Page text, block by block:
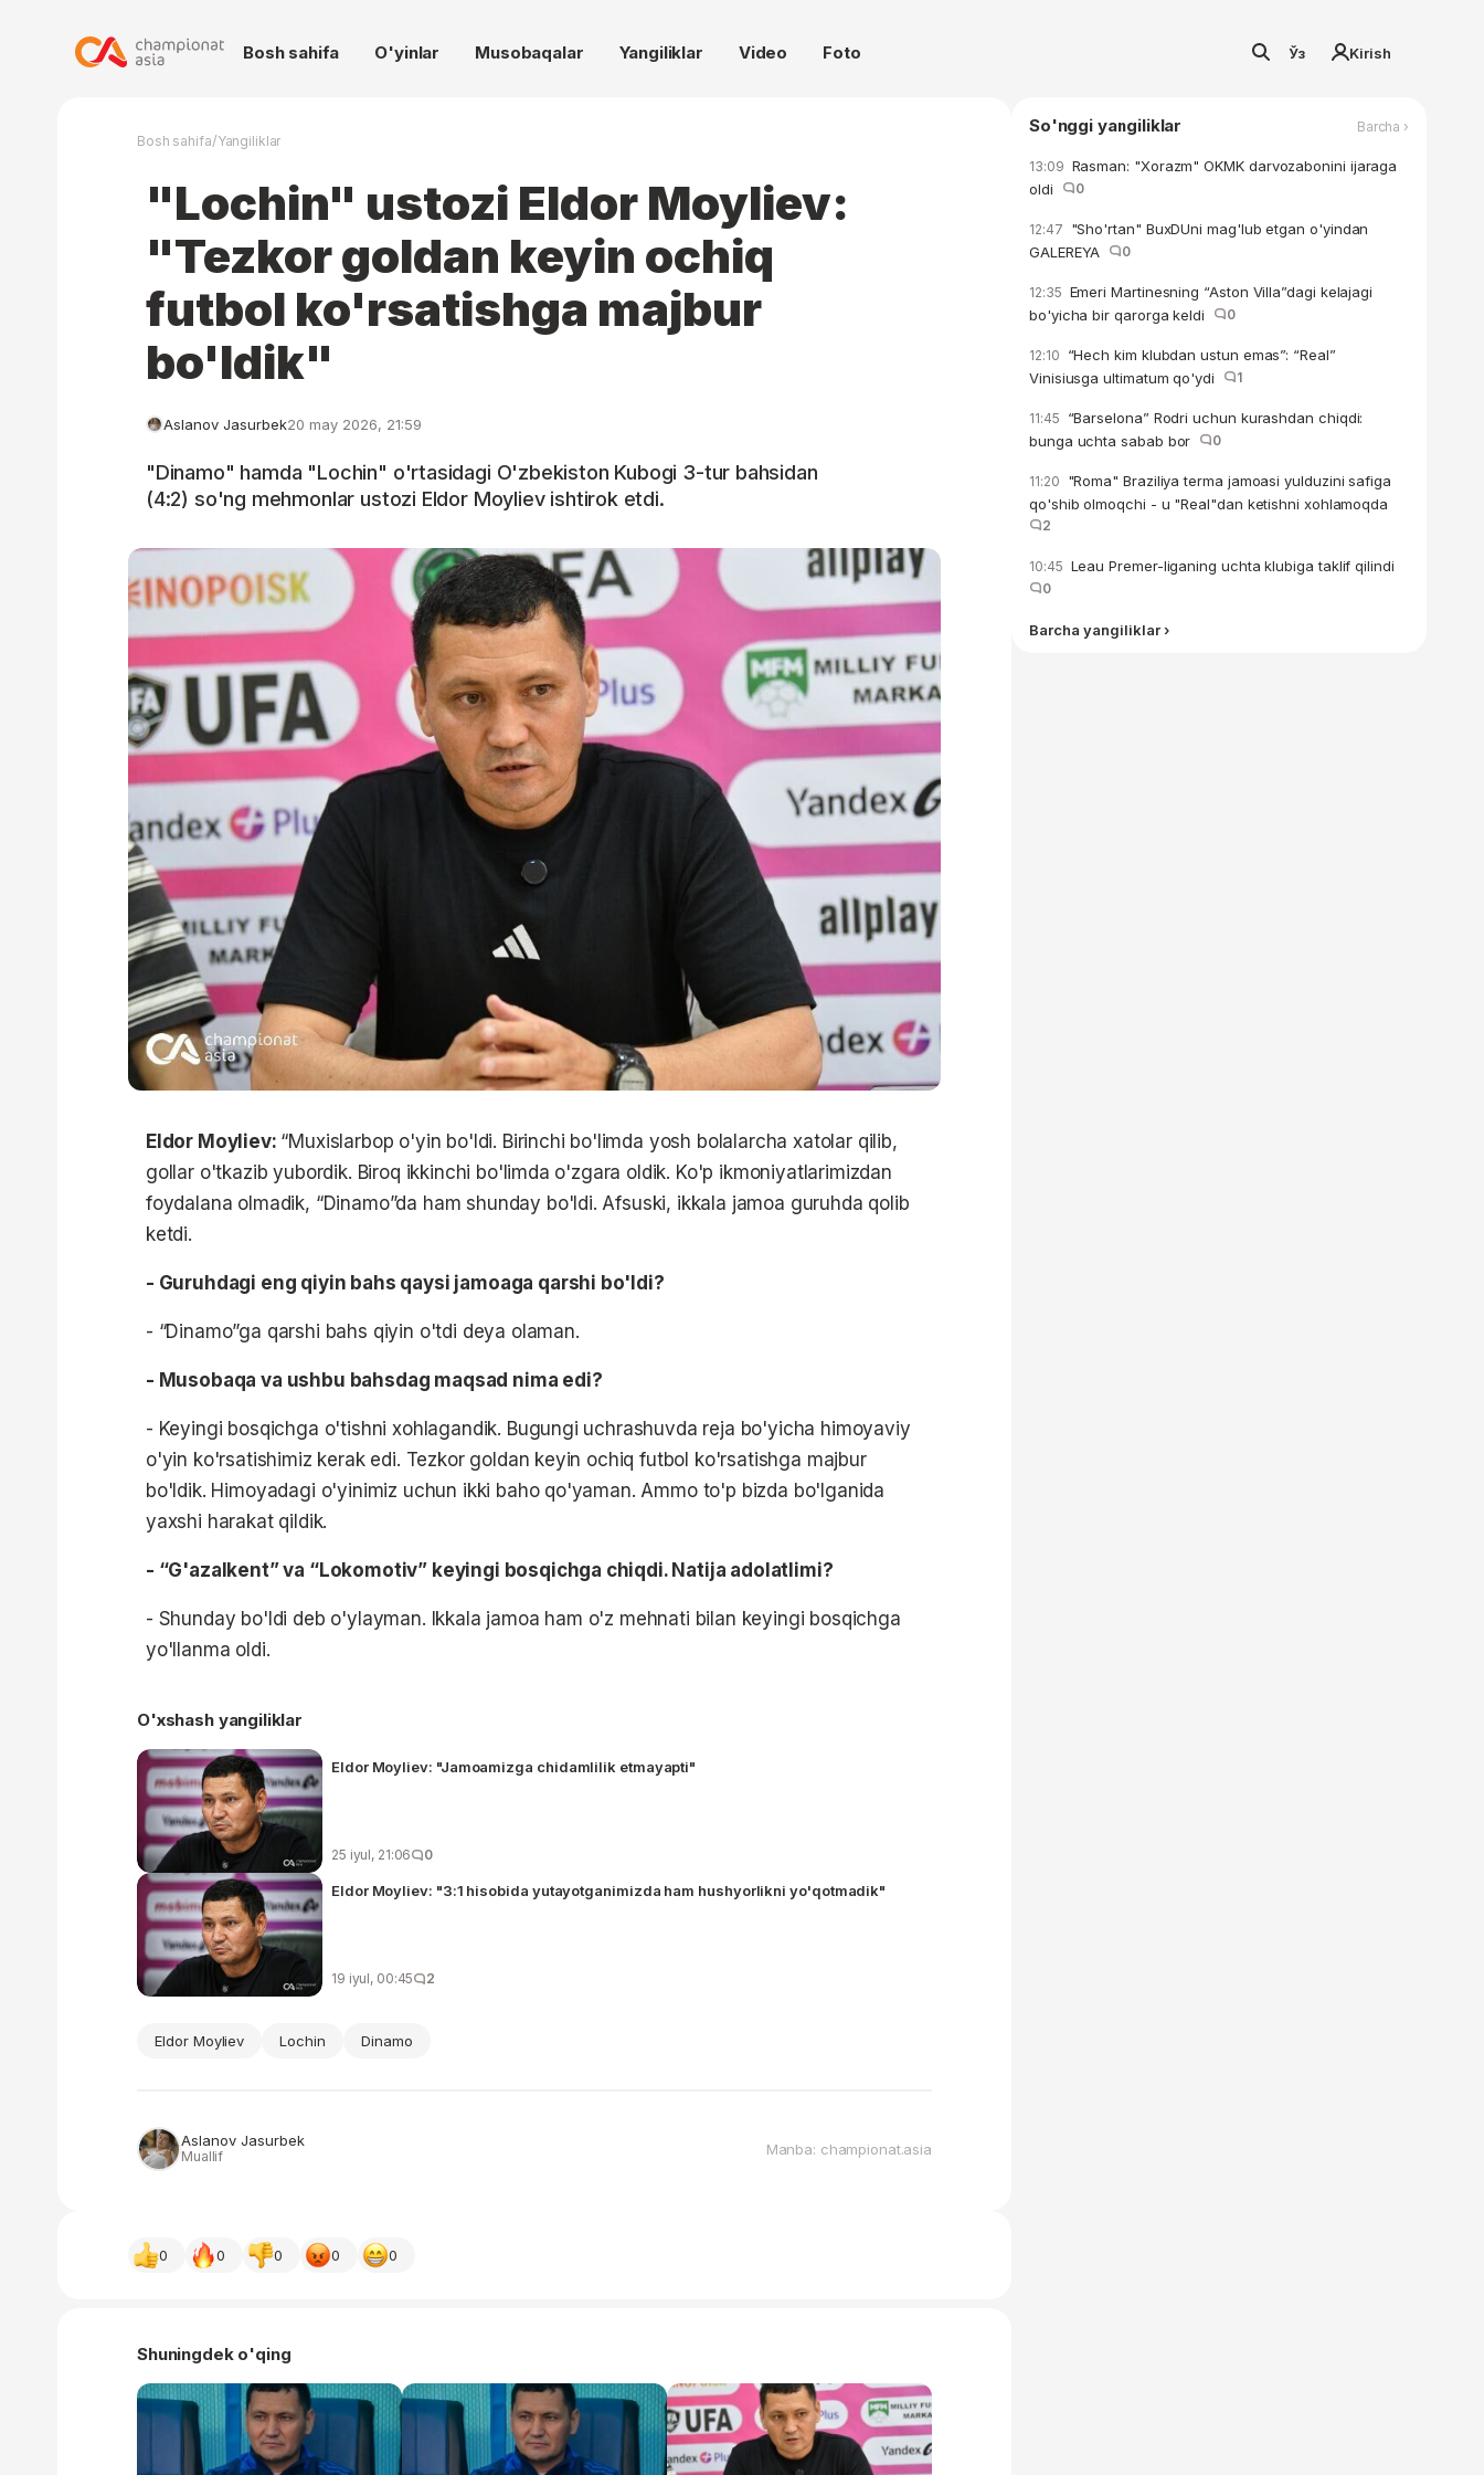
Bosh sahifa O'yinlar Musobaqalar Yangiliklar Video Foto Ўз Kirish
Bosh sahifa/Yangiliklar
"Lochin" ustozi Eldor Moyliev:
"Tezkor goldan keyin ochiq
futbol ko'rsatishga majbur
bo'ldik"
Aslanov Jasurbek20 may 2026, 21:59
"Dinamo" hamda "Lochin" o'rtasidagi O'zbekiston Kubogi 3-tur bahsidan
(4:2) so'ng mehmonlar ustozi Eldor Moyliev ishtirok etdi.
Eldor Moyliev: “Muxislarbop o'yin bo'ldi. Birinchi bo'limda yosh bolalarcha xatolar qilib,
gollar o'tkazib yubordik. Biroq ikkinchi bo'limda o'zgara oldik. Ko'p ikmoniyatlarimizdan
foydalana olmadik, “Dinamo”da ham shunday bo'ldi. Afsuski, ikkala jamoa guruhda qolib
ketdi.
- Guruhdagi eng qiyin bahs qaysi jamoaga qarshi bo'ldi?
- “Dinamo”ga qarshi bahs qiyin o'tdi deya olaman.
- Musobaqa va ushbu bahsdag maqsad nima edi?
- Keyingi bosqichga o'tishni xohlagandik. Bugungi uchrashuvda reja bo'yicha himoyaviy
o'yin ko'rsatishimiz kerak edi. Tezkor goldan keyin ochiq futbol ko'rsatishga majbur
bo'ldik. Himoyadagi o'yinimiz uchun ikki baho qo'yaman. Ammo to'p bizda bo'lganida
yaxshi harakat qildik.
- “G'azalkent” va “Lokomotiv” keyingi bosqichga chiqdi. Natija adolatlimi?
- Shunday bo'ldi deb o'ylayman. Ikkala jamoa ham o'z mehnati bilan keyingi bosqichga
yo'llanma oldi.
O'xshash yangiliklar
Eldor Moyliev: "Jamoamizga chidamlilik etmayapti"
25 iyul, 21:06 0
Eldor Moyliev: "3:1 hisobida yutayotganimizda ham hushyorlikni yo'qotmadik"
19 iyul, 00:45 2
Eldor Moyliev Lochin Dinamo
Aslanov Jasurbek
Muallif Manba: championat.asia
0 0 0 0 0
Shuningdek o'qing
So'nggi yangiliklar Barcha ›
13:09 Rasman: "Xorazm" OKMK darvozabonini ijaraga
oldi
0
12:47 "Sho'rtan" BuxDUni mag'lub etgan o'yindan
GALEREYA
0
12:35 Emeri Martinesning “Aston Villa”dagi kelajagi
bo'yicha bir qarorga keldi
0
12:10 “Hech kim klubdan ustun emas”: “Real”
Vinisiusga ultimatum qo'ydi
1
11:45 “Barselona” Rodri uchun kurashdan chiqdi:
bunga uchta sabab bor
0
11:20 "Roma" Braziliya terma jamoasi yulduzini safiga
qo'shib olmoqchi - u "Real"dan ketishni xohlamoqda
2
10:45 Leau Premer-liganing uchta klubiga taklif qilindi
0
Barcha yangiliklar ›